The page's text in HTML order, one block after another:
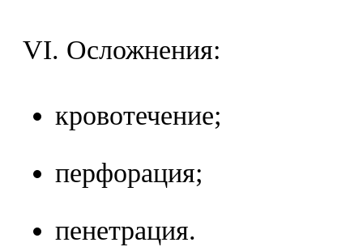
VI. Осложнения:
кровотечение;
перфорация;
пенетрация.